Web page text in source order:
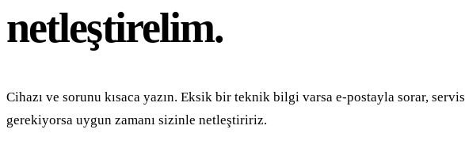
netleştirelim.
Cihazı ve sorunu kısaca yazın. Eksik bir teknik bilgi varsa e-postayla sorar, servis
gerekiyorsa uygun zamanı sizinle netleştiririz.